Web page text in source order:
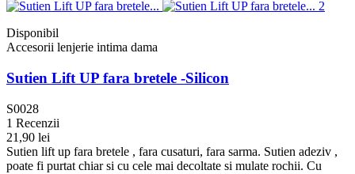
Disponibil
Accesorii lenjerie intima dama
Sutien Lift UP fara bretele -Silicon
S0028
1 Recenzii
21,90 lei
Sutien lift up fara bretele , fara cusaturi, fara sarma. Sutien adeziv ,
poate fi purtat chiar si cu cele mai decoltate si mulate rochii. Cu